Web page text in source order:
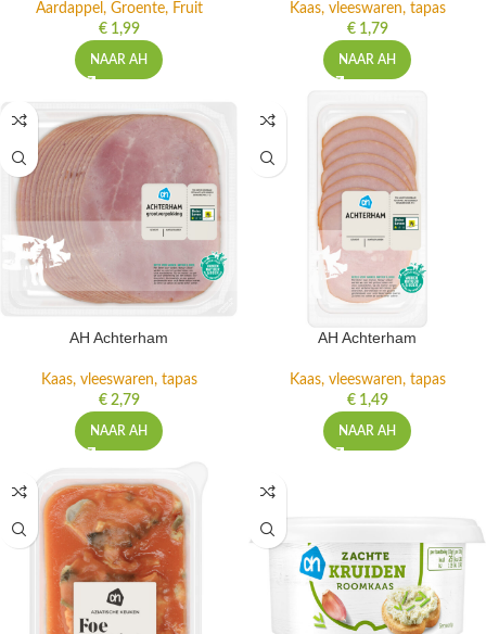
Aardappel, Groente, Fruit
€1,99
NAAR AH
Kaas, vleeswaren, tapas
€1,79
NAAR AH
AH Achterham
Kaas, vleeswaren, tapas
€2,79
NAAR AH
AH Achterham
Kaas, vleeswaren, tapas
€1,49
NAAR AH